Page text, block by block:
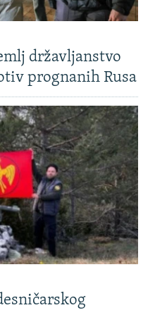
državljanstvo
prognanih Rusa